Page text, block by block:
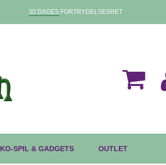
30 DAGESFORTRYDELSESRET
SPIL & GADGETS OUTLET